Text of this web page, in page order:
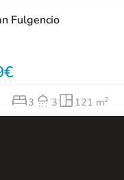
Fulgencio
3 3 121 m2